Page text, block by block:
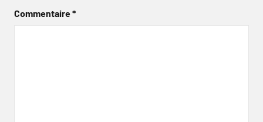
Commentaire*